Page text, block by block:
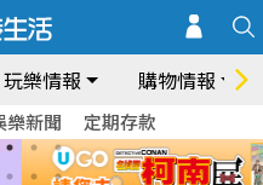
玩樂情報 購物情報
樂新聞 定期存款